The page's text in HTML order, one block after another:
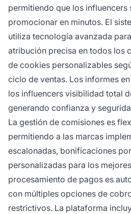
permitiendo que los influencers
promocionar en minutos. El
utiliza tecnología avanzada
atribución precisa en todos los
de cookies personalizables
ciclo de ventas. Los informes
los influencers visibilidad total
generando confianza y
La gestión de comisiones es
permitiendo a las marcas
escalonadas, bonificaciones
personalizadas para los
procesamiento de pagos es
con múltiples opciones de
restrictivos. La plataforma